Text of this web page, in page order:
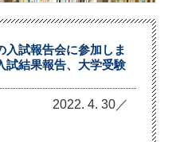
入試報告会に参加しま
結果報告、大学受験
2022. 4. 30／